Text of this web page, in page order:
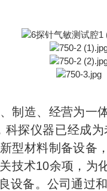
制造、经营为一
科探仪器已经成
型材料制备设备
技术10余项，为
设备。公司通过